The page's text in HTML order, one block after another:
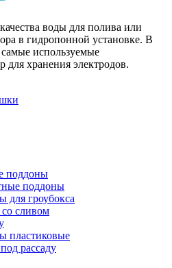
воды для полива или
в гидропонной установке. В
используемые
для хранения электродов.
поддоны
поддоны
для гроубокса
сливом
пластиковые
рассаду